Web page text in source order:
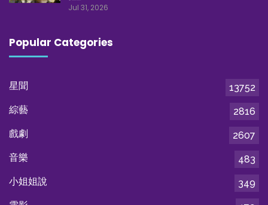
Jul 31, 2026
Popular Categories
星聞
13752
綜藝
2816
戲劇
2607
音樂
483
小姐姐說
349